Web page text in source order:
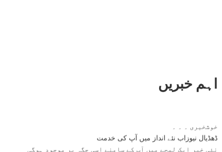
اہم خبریں
ڈھڈیال نیوزاب نئے انداز میں آپ کی خدمت
نئی خبر ایک لمحے میں آپ کے سامنے اسی جگہ پر موجود ہوگی